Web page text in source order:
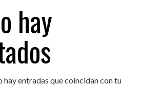
hay
hay entradas que coincidan con tu